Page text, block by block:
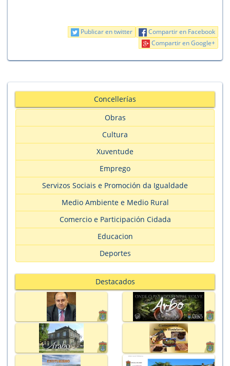
Compartir en Facebook
Publicar en twitter
Compartir en Google+
Concellerías
Obras
Cultura
Xuventude
Emprego
Servizos Sociais e Promoción da Igualdade
Medio Ambiente e Medio Rural
Comercio e Participación Cidada
Educacion
Deportes
Destacados